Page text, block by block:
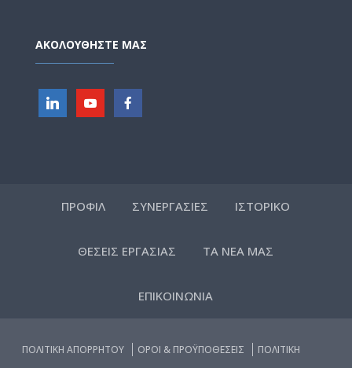
ΑΚΟΛΟΥΘΗΣΤΕ ΜΑΣ
ΠΡΟΦΙΛ ΣΥΝΕΡΓΑΣΙΕΣ ΙΣΤΟΡΙΚΟ
ΘΕΣΕΙΣ ΕΡΓΑΣΙΑΣ ΤΑ ΝΕΑ ΜΑΣ
ΕΠΙΚΟΙΝΩΝΙΑ
ΠΟΛΙΤΙΚΗ ΑΠΟΡΡΗΤΟΥ ΟΡΟΙ & ΠΡΟΫΠΟΘΕΣΕΙΣ
ΠΟΛΙΤΙΚΗ